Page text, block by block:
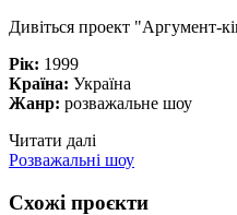
Дивіться проект "Аргумент-
Рік: 1999
Країна: Україна
Жанр: розважальне шоу
Читати далі
Розважальні шоу
Схожі проєкти